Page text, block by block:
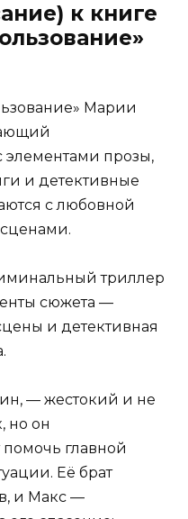
к книге
Марии
прозы,
и детективные
с любовной
триллер
сюжета —
и детективная
— жестокий и не
но он
главной
Её брат
и Макс —